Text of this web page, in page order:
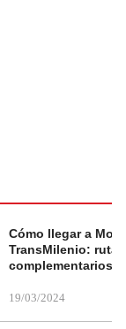
Cómo llegar a
TransMilenio:
complementarios
19/03/2024